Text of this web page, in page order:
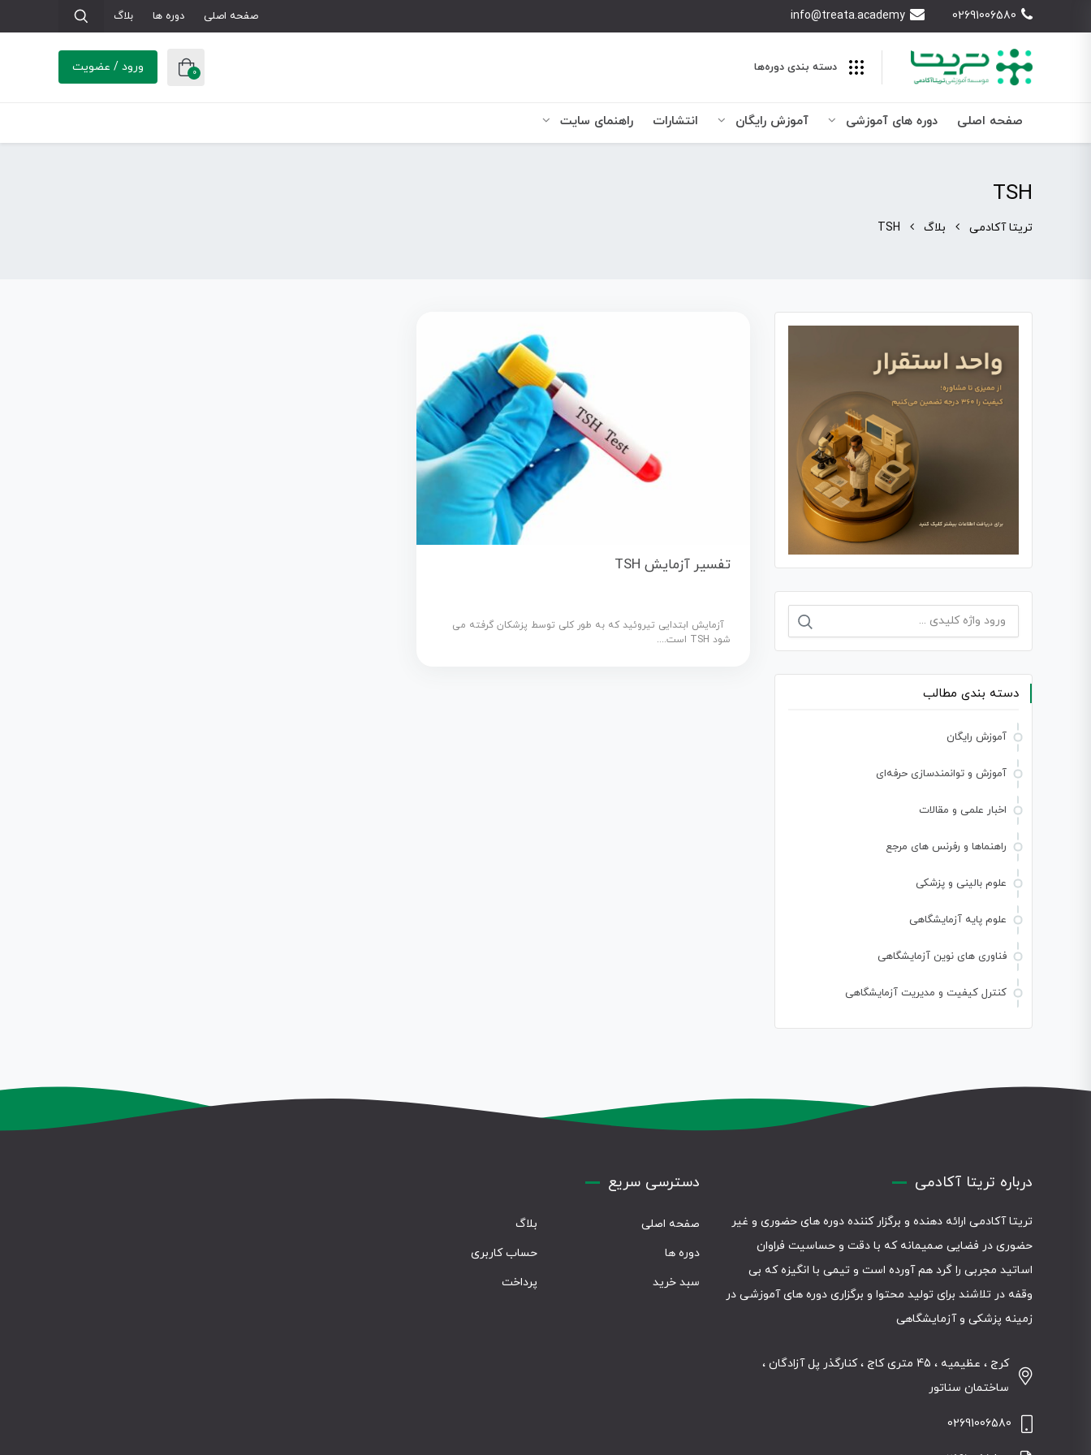
02691006580
info@treata.academy صفحه اصلی دوره ها بلاگ
دسته بندی‌ دوره‌ها 0 ورود / عضویت
صفحه اصلی دوره های آموزشی آموزش رایگان انتشارات راهنمای سایت
TSH
تریتا آکادمی بلاگ TSH
تفسیر آزمایش TSH
آزمایش ابتدایی تیروئید که به طور کلی توسط پزشکان گرفته می
شود TSH است....
جستجو
برای:
دسته بندی مطالب
آموزش رایگان
آموزش و توانمندسازی حرفه‌ای
اخبار علمی و مقالات
راهنماها و رفرنس های مرجع
علوم بالینی و پزشکی
علوم پایه آزمایشگاهی
فناوری های نوین آزمایشگاهی
کنترل کیفیت و مدیریت آزمایشگاهی
درباره تریتا آکادمی
تریتا آکادمی ارائه دهنده و برگزار کننده دوره های حضوری و غیر
حضوری در فضایی صمیمانه که با دقت و حساسیت فراوان
اساتید مجربی را گرد هم آورده است و تیمی با انگیزه که بی
وقفه در تلاشند برای تولید محتوا و برگزاری دوره های آموزشی در
زمینه پزشکی و آزمایشگاهی
کرج ، عظیمیه ، 45 متری کاج ، کنارگذر پل آزادگان ،
ساختمان سناتور
02691006580
دسترسی سریع
صفحه اصلی
بلاگ
دوره ها
حساب کاربری
سبد خرید
پرداخت